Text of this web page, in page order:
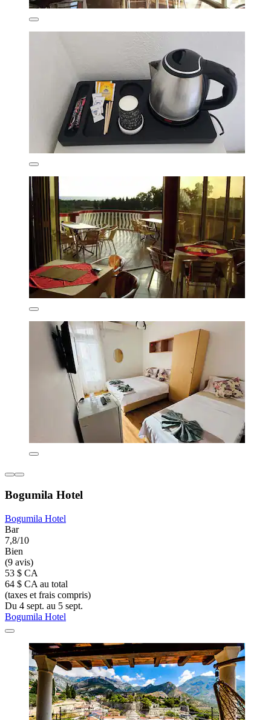
Bogumila Hotel
Bogumila Hotel
Bar
7,8/10
Bien
(9 avis)
53 $ CA
64 $ CA au total
(taxes et frais compris)
Du 4 sept. au 5 sept.
Bogumila Hotel